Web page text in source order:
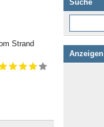
Strand
Suche
Anzeigen